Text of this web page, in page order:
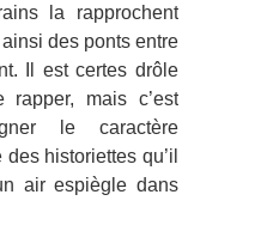
la rapprochent
des ponts entre
Il est certes drôle
mais c’est
le caractère
historiettes qu’il
air espiègle dans